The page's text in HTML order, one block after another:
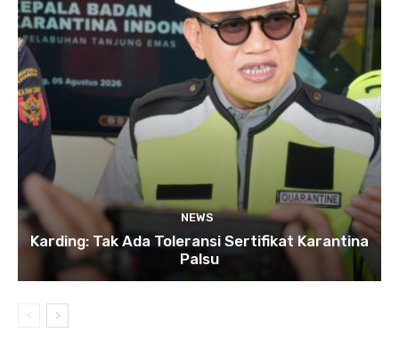
NEWS
Karding: Tak Ada Toleransi Sertifikat Karantina
Palsu